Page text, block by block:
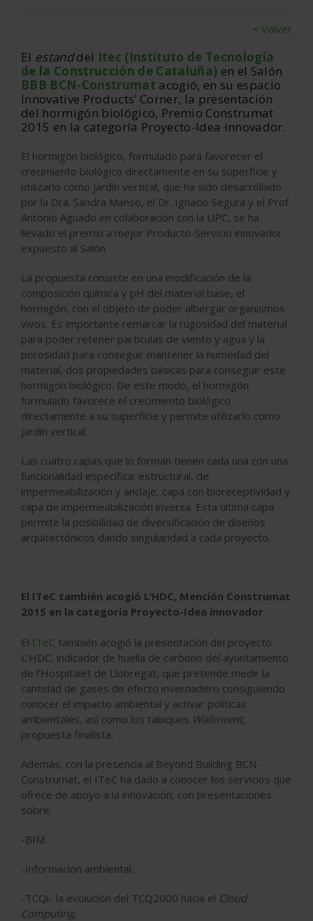
< Volver
El estanddel Itec (Instituto de Tecnología
de la Construcción de Cataluña) en el Salón
BBB BCN-Construmat acogió, en su espacio
Innovative Products’ Corner, la presentación
del hormigón biológico, Premio Construmat
2015 en la categoría Proyecto-Idea innovador.
El hormigón biológico, formulado para favorecer el
crecimiento biológico directamente en su superficie y
utilizarlo como jardín vertical, que ha sido desarrollado
por la Dra. Sandra Manso, el Dr. Ignacio Segura y el Prof.
Antonio Aguado en colaboración con la UPC, se ha
llevado el premio a mejor Producto-Servicio innovador
expuesto al Salón.
La propuesta consiste en una modificación de la
composición química y pH del material base, el
hormigón, con el objeto de poder albergar organismos
vivos. Es importante remarcar la rugosidad del material
para poder retener partículas de viento y agua y la
porosidad para conseguir mantener la humedad del
material, dos propiedades básicas para conseguir este
hormigón biológico. De este modo, el hormigón
formulado favorece el crecimiento biológico
directamente a su superficie y permite utilizarlo como
jardín vertical.
Las cuatro capas que lo forman tienen cada una con una
funcionalidad específica: estructural, de
impermeabilización y anclaje, capa con bioreceptividad y
capa de impermeabilización inversa. Esta última capa
permite la posibilidad de diversificación de diseños
arquitectónicos dando singularidad a cada proyecto.
El ITeC también acogió L’HDC, Mención Construmat
2015 en la categoría Proyecto-Idea innovador
El ITeC también acogió la presentación del proyecto
L’HDC, indicador de huella de carbono del ayuntamiento
de l’Hospitalet de Llobregat, que pretende medir la
cantidad de gases de efecto invernadero consiguiendo
conocer el impacto ambiental y activar políticas
ambientales, así como los tabiques Wallinvent,
propuesta finalista.
Además, con la presencia al Beyond Building BCN-
Construmat, el ITeC ha dado a conocer los servicios que
ofrece de apoyo a la innovación, con presentaciones
sobre:
-BIM.
-Información ambiental.
-TCQi- la evolución del TCQ2000 hacia el Cloud
Computing.